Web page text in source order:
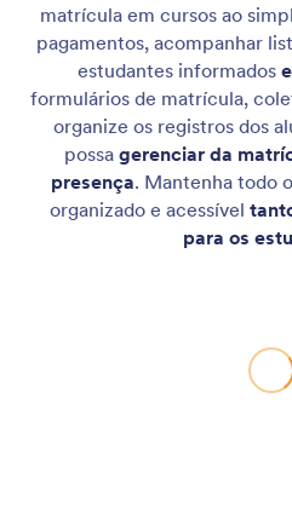
matrícula em cursos ao
pagamentos, acompanhar
estudantes informados
formulários de matrícula,
organize os registros dos
possa gerenciar da
presença. Mantenha todo
organizado e acessível
para os